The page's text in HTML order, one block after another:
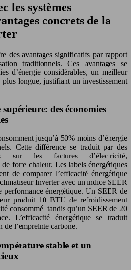
les systèmes
concrets de la
des avantages significatifs par rapport
traditionnels. Ces avantages se
d’énergie considérables, un meilleur
longue, justifiant un investissement
des économies
jusqu’à 50% moins d’énergie
Cette différence se traduit par des
sur les factures d’électricité,
forte chaleur. Les labels énergétiques
de comparer l’efficacité énergétique
Inverter avec un indice SEER
performance énergétique. Un SEER de
produit 10 BTU de refroidissement
consommé, tandis qu’un SEER de 20
L’efficacité énergétique se traduit
de l’empreinte carbone.
stable et un